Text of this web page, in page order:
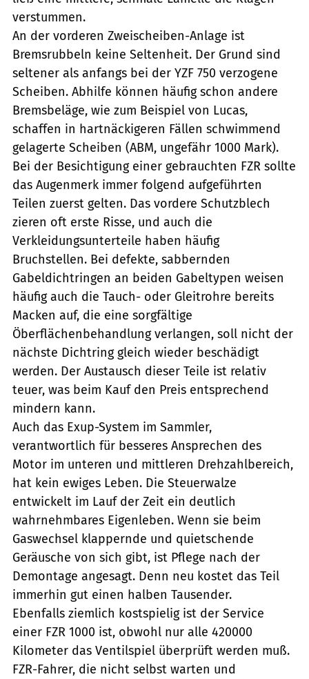
verstummen.
An der vorderen Zweischeiben-Anlage ist
Bremsrubbeln keine Seltenheit. Der Grund sind
seltener als anfangs bei der YZF 750 verzogene
Scheiben. Abhilfe können häufig schon andere
Bremsbeläge, wie zum Beispiel von Lucas,
schaffen in hartnäckigeren Fällen schwimmend
gelagerte Scheiben (ABM, ungefähr 1000 Mark).
Bei der Besichtigung einer gebrauchten FZR sollte
das Augenmerk immer folgend aufgeführten
Teilen zuerst gelten. Das vordere Schutzblech
zieren oft erste Risse, und auch die
Verkleidungsunterteile haben häufig
Bruchstellen. Bei defekte, sabbernden
Gabeldichtringen an beiden Gabeltypen weisen
häufig auch die Tauch- oder Gleitrohre bereits
Macken auf, die eine sorgfältige
Öberflächenbehandlung verlangen, soll nicht der
nächste Dichtring gleich wieder beschädigt
werden. Der Austausch dieser Teile ist relativ
teuer, was beim Kauf den Preis entsprechend
mindern kann.
Auch das Exup-System im Sammler,
verantwortlich für besseres Ansprechen des
Motor im unteren und mittleren Drehzahlbereich,
hat kein ewiges Leben. Die Steuerwalze
entwickelt im Lauf der Zeit ein deutlich
wahrnehmbares Eigenleben. Wenn sie beim
Gaswechsel klappernde und quietschende
Geräusche von sich gibt, ist Pflege nach der
Demontage angesagt. Denn neu kostet das Teil
immerhin gut einen halben Tausender.
Ebenfalls ziemlich kostspielig ist der Service
einer FZR 1000 ist, obwohl nur alle 420000
Kilometer das Ventilspiel überprüft werden muß.
FZR-Fahrer, die nicht selbst warten und